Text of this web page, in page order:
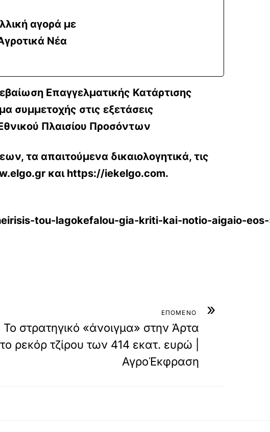
αγορά με
Νέα
Επαγγελματικής Κατάρτισης
συμμετοχής στις εξετάσεις
Πλαισίου Προσόντων
τα απαιτούμενα δικαιολογητικά, τις
και https://iekelgo.com.
tou-lagokefalou-gia-kriti-kai-notio-aigaio-
»
ΕΠΟΜΕΝΟ
στρατηγικό «άνοιγμα» στην Άρτα
ρεκόρ τζίρου των 414 εκατ. ευρώ |
ΑγροΈκφραση